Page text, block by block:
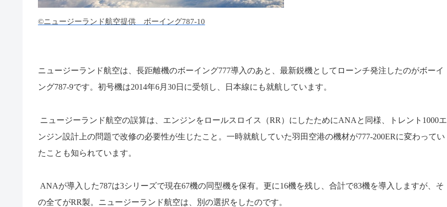
©ニュージーランド航空提供 ボーイング787-10
ニュージーランド航空は、長距離機のボーイング777導入のあと、最新鋭機としてローンチ発注したのがボーイ
ング787-9です。初号機は2014年6月 30日に受領し、日本線にも就航しています。
ニュージーランド航空の誤算は、エンジンをロールスロイス（RR ）にしたためにANA と同様、トレント 1000エ
ンジン設計上の問題で改修の必要性が生じたこと。一時就航していた羽田空港の機材が777-200ERに変わってい
たことも知られています。
ANAが導入した787は3シリーズで現在67機の同型機を保有。更に16機を残し、合計で83機を導入しますが、そ
の全てがRR製。ニュージーランド航空は、別の選択をしたのです。